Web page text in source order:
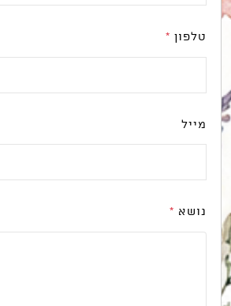
טלפון *
מייל
נושא *